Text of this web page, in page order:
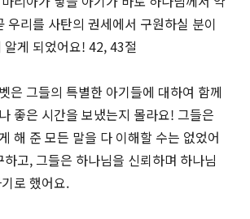
우리를 사탄의 권세에서 구원하실 분이
알게 되었어요! 42, 43절
은 그들의 특별한 아기들에 대하여 함께
좋은 시간을 보냈는지 몰라요! 그들은
해 준 모든 말을 다 이해할 수는 없었어
고, 그들은 하나님을 신뢰하며 하나님
로 했어요.